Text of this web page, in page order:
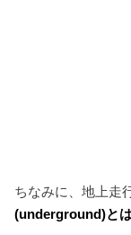
ちなみに、地上走
(underground)と